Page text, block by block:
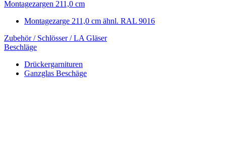
Montagezargen 211,0 cm
Montagezarge 211,0 cm ähnl. RAL 9016
Zubehör / Schlösser / LA Gläser
Beschläge
Drückergarnituren
Ganzglas Beschäge